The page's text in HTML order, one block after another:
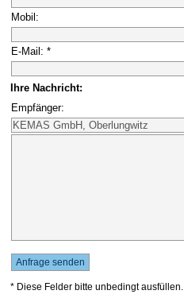
Mobil:
E-Mail: *
Ihre Nachricht:
Empfänger:
* Diese Felder bitte unbedingt ausfüllen.